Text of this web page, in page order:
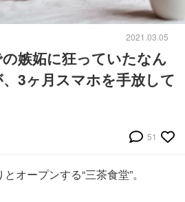
2021.03.05
嫉妬に狂っていたなん
3ヶ月スマホを手放して
51
オープンする“三茶食堂”。